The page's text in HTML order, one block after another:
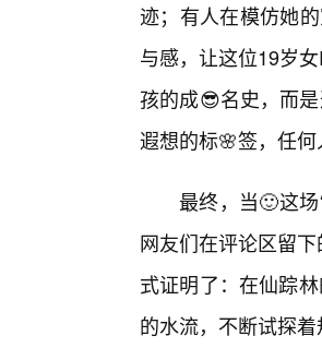
迹；有人在模仿她
与感，让这位19岁
孩的成😎名史，而
遐想的标🌸签，任
最终，当🙂这
网友们在评论区留
式证明了：在仙踪
的水流，不断试探着